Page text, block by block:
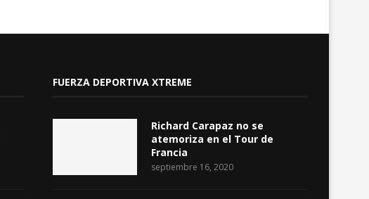
FUERZA DEPORTIVA XTREME
Richard Carapaz no se
atemoriza en el Tour de
Francia
septiembre 16, 2020